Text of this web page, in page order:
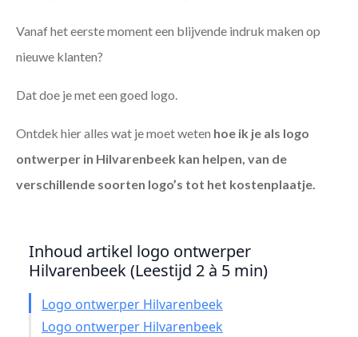
Vanaf het eerste moment een blijvende indruk maken op
nieuwe klanten?
Dat doe je met een goed logo.
Ontdek hier alles wat je moet weten hoe ik je als logo
ontwerper in Hilvarenbeek kan helpen, van de
verschillende soorten logo’s tot het kostenplaatje.
Inhoud artikel logo ontwerper
Hilvarenbeek (Leestijd 2 à 5 min)
Logo ontwerper Hilvarenbeek
Logo ontwerper Hilvarenbeek